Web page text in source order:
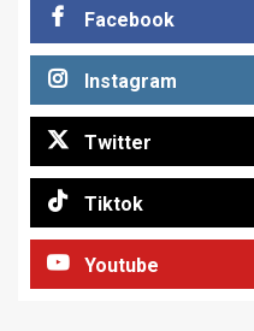
Facebook
Instagram
Twitter
Tiktok
Youtube